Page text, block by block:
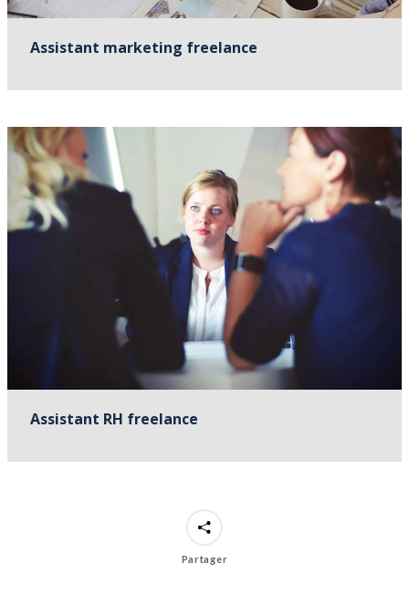
Assistant marketing freelance
Assistant RH freelance
Partager